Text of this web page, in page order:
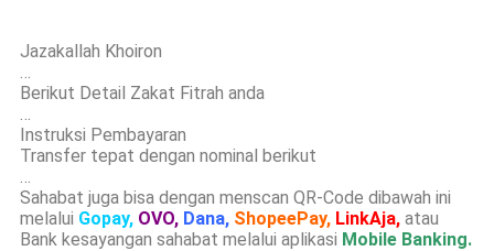
Jazakallah Khoiron
…
Berikut Detail Zakat Fitrah anda
…
Instruksi Pembayaran
Transfer tepat dengan nominal berikut
…
Sahabat juga bisa dengan menscan QR-Code dibawah ini
melalui Gopay, OVO, Dana, ShopeePay, LinkAja, atau
Bank kesayangan sahabat melalui aplikasi Mobile Banking.